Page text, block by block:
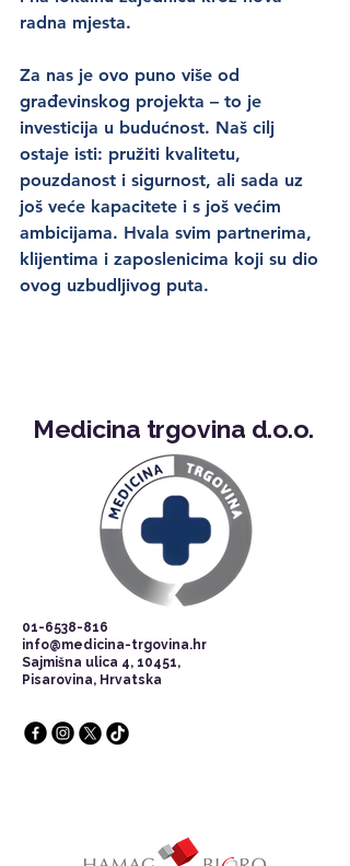
radna mjesta.
Za nas je ovo puno više od
građevinskog projekta – to je
investicija u budućnost. Naš cilj
ostaje isti: pružiti kvalitetu,
pouzdanost i sigurnost, ali sada uz
još veće kapacitete i s još većim
ambicijama. Hvala svim partnerima,
klijentima i zaposlenicima koji su dio
ovog uzbudljivog puta.
Medicina trgovina d.o.o.
01-6538-816
info@medicina-trgovina.hr
Sajmišna ulica 4, 10451,
Pisarovina, Hrvatska